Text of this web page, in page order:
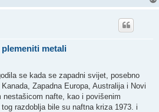
metali
se kada se zapadni svijet, posebno
Zapadna Europa, Australija i Novi
nafte, kao i povišenim
razdoblja bile su naftna kriza 1973. i